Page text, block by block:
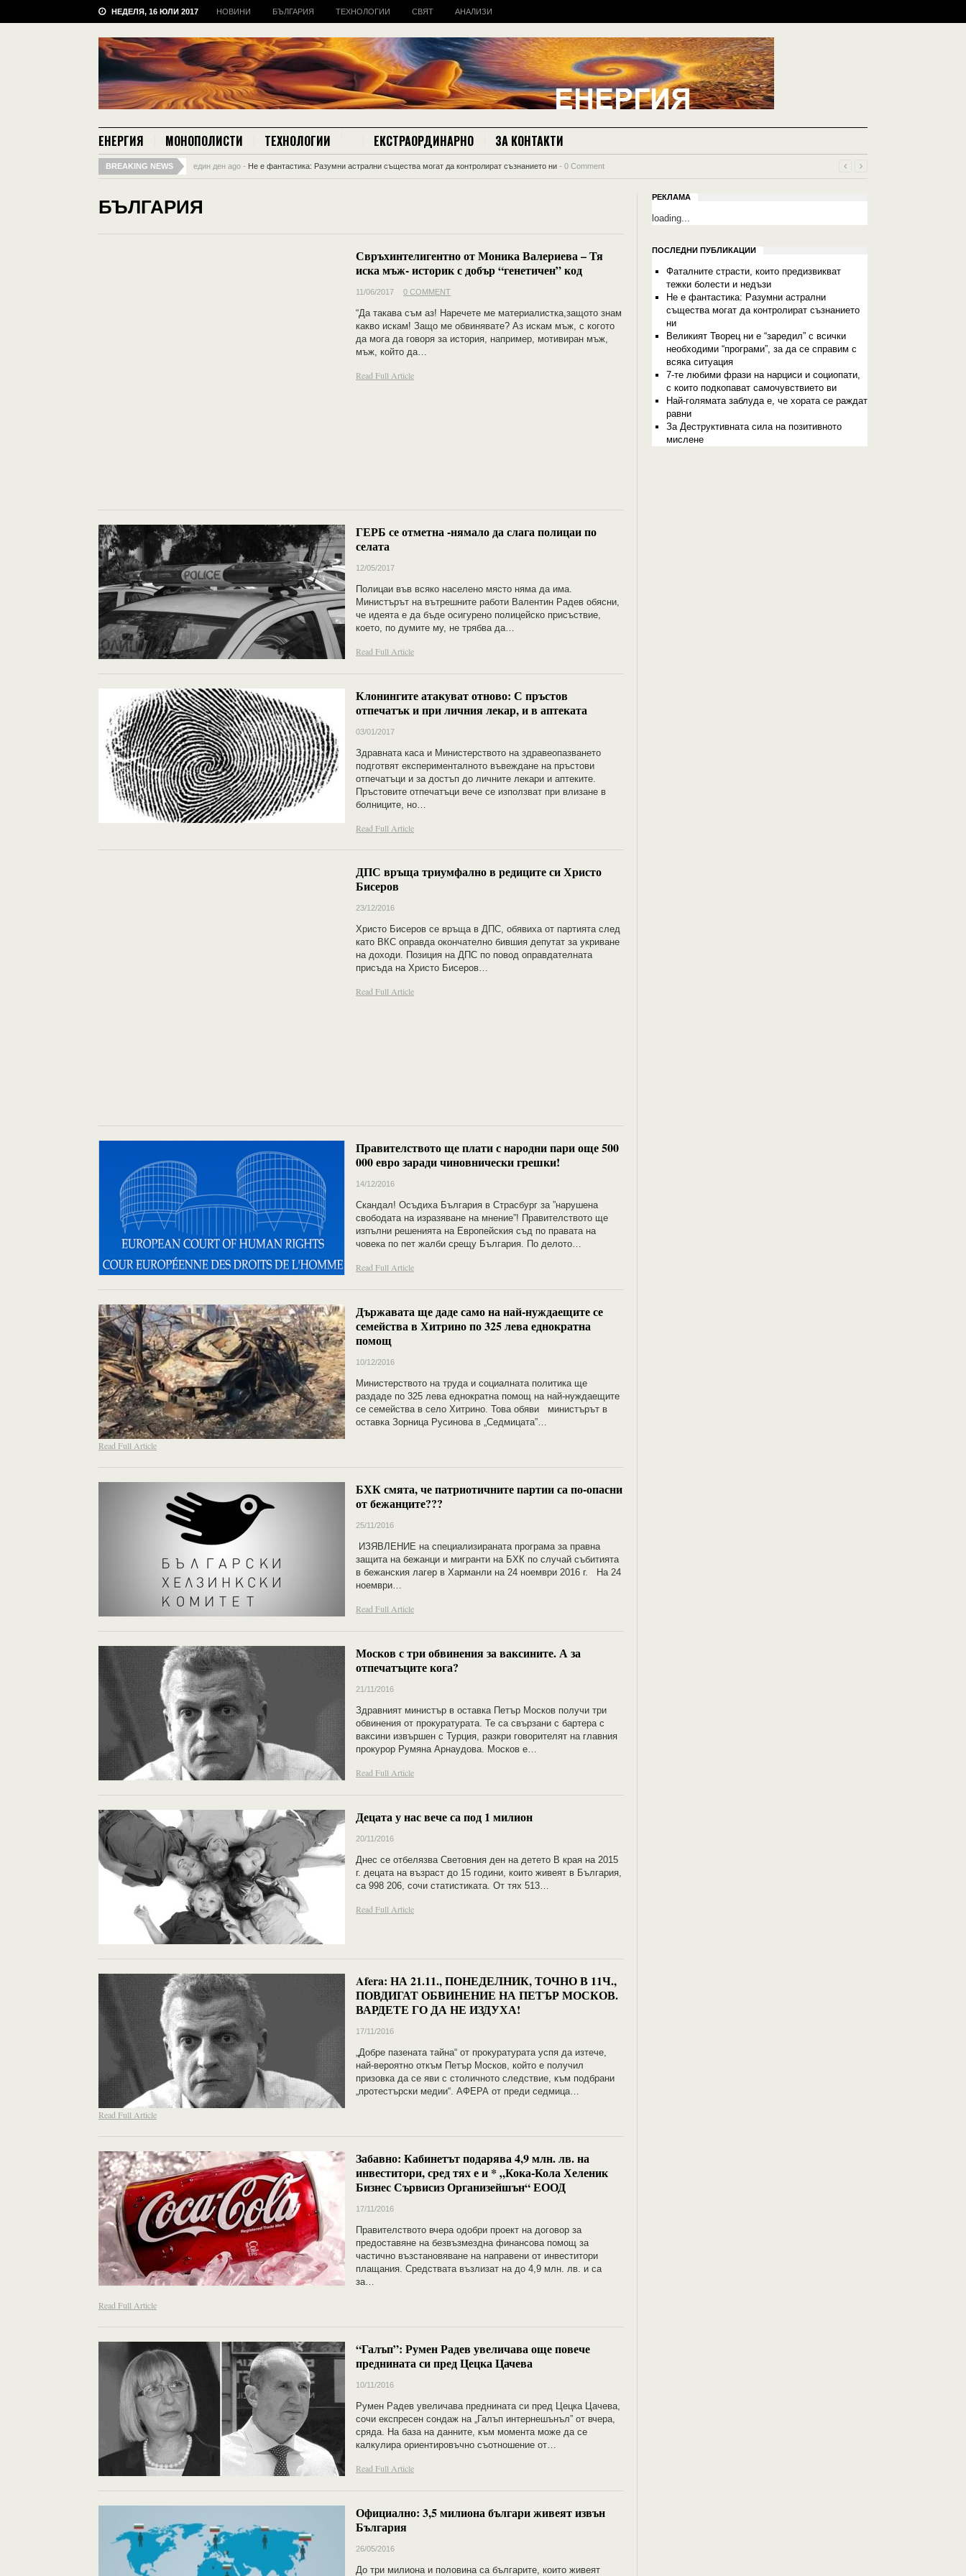
НЕДЕЛЯ, 16 ЮЛИ 2017 НОВИНИ БЪЛГАРИЯ ТЕХНОЛОГИИ СВЯТ АНАЛИЗИ
ЕНЕРГИЯ МОНОПОЛИСТИ ТЕХНОЛОГИИ ЕКСТРАОРДИНАРНО ЗА КОНТАКТИ
BREAKING NEWS един ден ago - Не е фантастика: Разумни астрални същества могат да контролират съзнанието ни - 0 Comment
БЪЛГАРИЯ
Свръхинтелигентно от Моника Валериева – Тя
иска мъж- историк с добър “генетичен” код
11/06/2017 0 COMMENT
“Да такава съм аз! Наречете ме материалистка,защото знам
какво искам! Защо ме обвинявате? Аз искам мъж, с когото
да мога да говоря за история, например, мотивиран мъж,
мъж, който да…
Read Full Article
ГЕРБ се отметна -нямало да слага полицаи по
селата
12/05/2017
Полицаи във всяко населено място няма да има.
Министърът на вътрешните работи Валентин Радев обясни,
че идеята е да бъде осигурено полицейско присъствие,
което, по думите му, не трябва да…
Read Full Article
Клонингите атакуват отново: С пръстов
отпечатък и при личния лекар, и в аптеката
03/01/2017
Здравната каса и Министерството на здравеопазването
подготвят експерименталното въвеждане на пръстови
отпечатъци и за достъп до личните лекари и аптеките.
Пръстовите отпечатъци вече се използват при влизане в
болниците, но…
Read Full Article
ДПС връща триумфално в редиците си Христо
Бисеров
23/12/2016
Христо Бисеров се връща в ДПС, обявиха от партията след
като ВКС оправда окончателно бившия депутат за укриване
на доходи. Позиция на ДПС по повод оправдателната
присъда на Христо Бисеров…
Read Full Article
Правителството ще плати с народни пари още 500
000 евро заради чиновнически грешки!
14/12/2016
Скандал! Осъдиха България в Страсбург за ”нарушена
свободата на изразяване на мнение”! Правителството ще
изпълни решенията на Европейския съд по правата на
човека по пет жалби срещу България. По делото…
Read Full Article
Държавата ще даде само на най-нуждаещите се
семейства в Хитрино по 325 лева еднократна
помощ
10/12/2016
Министерството на труда и социалната политика ще
раздаде по 325 лева еднократна помощ на най-нуждаещите
се семейства в село Хитрино. Това обяви министърът в
оставка Зорница Русинова в „Седмицата”…
Read Full Article
БХК смята, че патриотичните партии са по-опасни
от бежанците???
25/11/2016
ИЗЯВЛЕНИЕ на специализираната програма за правна
защита на бежанци и мигранти на БХК по случай събитията
в бежанския лагер в Харманли на 24 ноември 2016 г. На 24
ноември…
Read Full Article
Москов с три обвинения за ваксините. А за
отпечатъците кога?
21/11/2016
Здравният министър в оставка Петър Москов получи три
обвинения от прокуратурата. Те са свързани с бартера с
ваксини извършен с Турция, разкри говорителят на главния
прокурор Румяна Арнаудова. Москов е…
Read Full Article
Децата у нас вече са под 1 милион
20/11/2016
Днес се отбелязва Световния ден на детето В края на 2015
г. децата на възраст до 15 години, които живеят в България,
са 998 206, сочи статистиката. От тях 513…
Read Full Article
Afera: НА 21.11., ПОНЕДЕЛНИК, ТОЧНО В 11Ч.,
ПОВДИГАТ ОБВИНЕНИЕ НА ПЕТЪР МОСКОВ.
ВАРДЕТЕ ГО ДА НЕ ИЗДУХА!
17/11/2016
„Добре пазената тайна“ от прокуратурата успя да изтече,
най-вероятно откъм Петър Москов, който е получил
призовка да се яви с столичното следствие, към подбрани
„протестърски медии“. АФЕРА от преди седмица…
Read Full Article
Забавно: Кабинетът подарява 4,9 млн. лв. на
инвеститори, сред тях е и * „Кока-Кола Хеленик
Бизнес Сървисиз Организейшън“ ЕООД
17/11/2016
Правителството вчера одобри проект на договор за
предоставяне на безвъзмездна финансова помощ за
частично възстановяване на направени от инвеститори
плащания. Средствата възлизат на до 4,9 млн. лв. и са
за…
Read Full Article
“Галъп”: Румен Радев увеличава още повече
преднината си пред Цецка Цачева
10/11/2016
Румен Радев увеличава преднината си пред Цецка Цачева,
сочи експресен сондаж на „Галъп интернешънъл” от вчера,
сряда. На база на данните, към момента може да се
калкулира ориентировъчно съотношение от…
Read Full Article
Официално: 3,5 милиона българи живеят извън
България
26/05/2016
До три милиона и половина са българите, които живеят
РЕКЛАМА
loading...
ПОСЛЕДНИ ПУБЛИКАЦИИ
Фаталните страсти, които предизвикват
тежки болести и недъзи
Не е фантастика: Разумни астрални
същества могат да контролират съзнанието
ни
Великият Творец ни е “заредил” с всички
необходими “програми”, за да се справим с
всяка ситуация
7-те любими фрази на нарциси и социопати,
с които подкопават самочувствието ви
Най-голямата заблуда е, че хората се раждат
равни
За Деструктивната сила на позитивното
мислене